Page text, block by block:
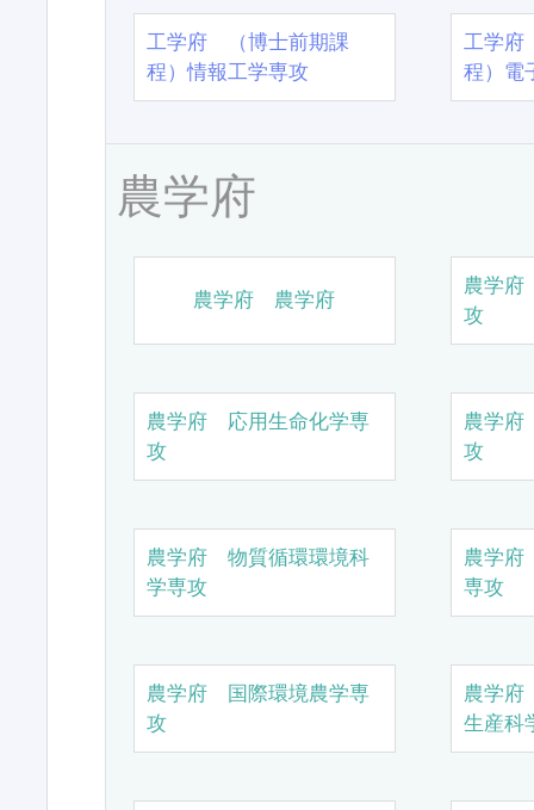
工学府 （博士前期課
程）情報工学専攻
工学
程）電
農学府
農学府 農学府
農学
攻
農学府 応用生命化学専
攻
農学
攻
農学府 物質循環環境科
学専攻
農学
専攻
農学府 国際環境農学専
攻
農学
生産科